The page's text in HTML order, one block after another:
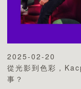
2025-02-20
從光影到色彩，
事？